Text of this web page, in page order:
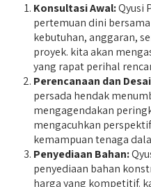
Konsultasi Awal:Qyusi
pertemuan dini
kebutuhan, anggaran,
proyek. kita akan
yang rapat perihal
Perencanaan dan
persada hendak
mengagendakan
mengacuhkan
kemampuan tenaga
Penyediaan Bahan:
penyediaan bahan
harga yang kompetitif.